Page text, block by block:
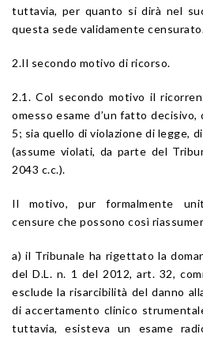
tuttavia, per quanto si dirà nel
questa sede validamente
2.Il secondo motivo di ricorso.
2.1. Col secondo motivo il
omesso esame d’un fatto decisivo,
5; sia quello di violazione di legge,
(assume violati, da parte del
2043 c.c.).
Il motivo, pur formalmente
censure che possono così
a) il Tribunale ha rigettato la
del D.L. n. 1 del 2012, art. 32,
esclude la risarcibilità del danno
di accertamento clinico
tuttavia, esisteva un esame